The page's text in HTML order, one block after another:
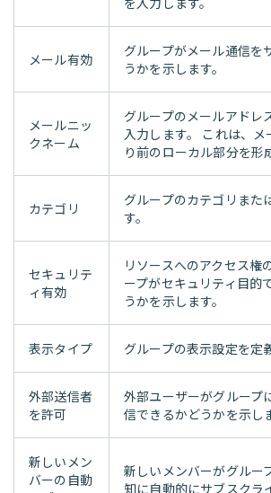
メール有効
グループがメール通信を
うかを示します。
メールニッ
クネーム
グループのメールアドレ
入力します。 これは、メ
り前のローカル部分を形
カテゴリ
グループのカテゴリまた
す。
セキュリテ
ィ有効
リソースへのアクセス権
ープがセキュリティ目的
うかを示します。
表示タイプ グループの表示設定を定
外部送信者
を許可
外部ユーザーがグループ
信できるかどうかを示し
新しいメン
バーの自動
新しいメンバーがグルー
知に自動的にサブスクラ